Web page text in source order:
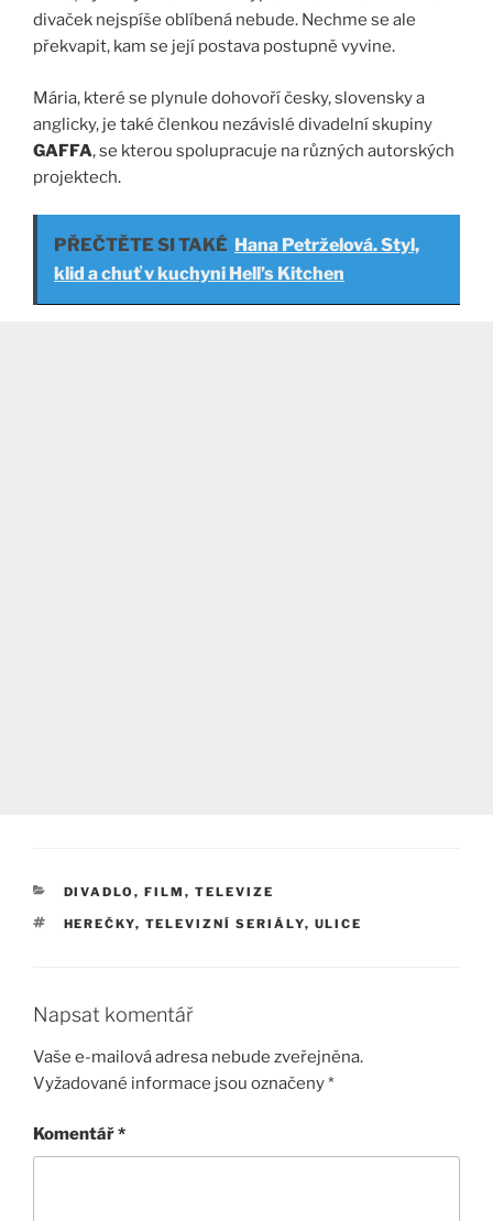
divaček nejspíše oblíbená nebude. Nechme se ale
překvapit, kam se její postava postupně vyvine.
Mária, které se plynule dohovoří česky, slovensky a
anglicky, je také členkou nezávislé divadelní skupiny
GAFFA, se kterou spolupracuje na různých autorských
projektech.
PŘEČTĚTE SI TAKÉ Hana Petrželová. Styl,
klid a chuť v kuchyni Hell’s Kitchen
RUBRIKY
DIVADLO, FILM, TELEVIZE
ŠTÍTKY
HEREČKY, TELEVIZNÍ SERIÁLY, ULICE
Napsat komentář
Vaše e-mailová adresa nebude zveřejněna.
Vyžadované informace jsou označeny*
Komentář*